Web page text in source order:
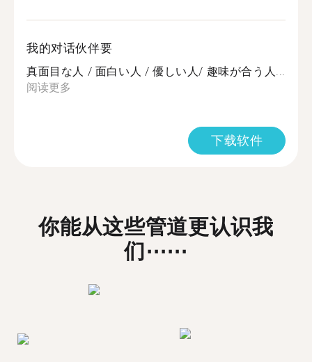
我的对话伙伴要
真面目な人 / 面白い人 / 優しい人/ 趣味が合う人...
阅读更多
下载软件
你能从这些管道更认识我
们⋯⋯